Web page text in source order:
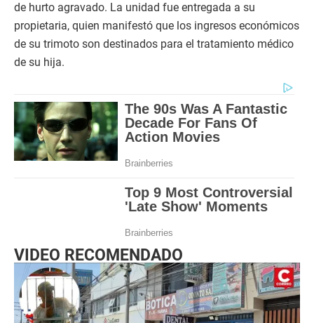
de hurto agravado. La unidad fue entregada a su
propietaria, quien manifestó que los ingresos económicos
de su trimoto son destinados para el tratamiento médico
de su hija.
VIDEO RECOMENDADO